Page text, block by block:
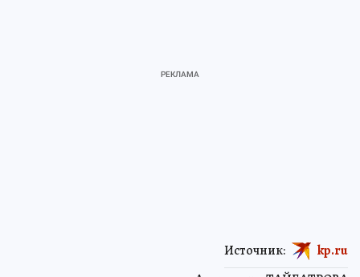
Источник: kp.ru